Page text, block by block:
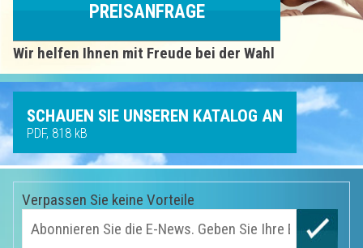
PREISANFRAGE
Wir helfen Ihnen mit Freude bei der Wahl
SCHAUEN SIE UNSEREN KATALOG AN
PDF, 818 kB
Verpassen Sie keine Vorteile